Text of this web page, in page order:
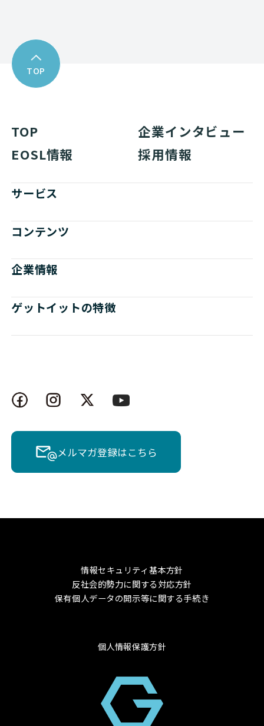
TOP
TOP
企業インタビュー
EOSL情報
採用情報
サービス
コンテンツ
企業情報
ゲットイットの特徴
メルマガ登録はこちら
情報セキュリティ基本方針
反社会的勢力に関する対応方針
保有個人データの開示等に関する手続き
個人情報保護方針